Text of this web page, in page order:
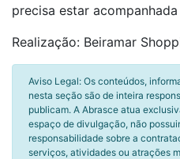
precisa estar
Realização: Beiramar
Aviso Legal: Os conteúdos,
nesta seção são de inteira
publicam. A Abrasce atua
espaço de divulgação, não
responsabilidade sobre a
serviços, atividades ou atrações